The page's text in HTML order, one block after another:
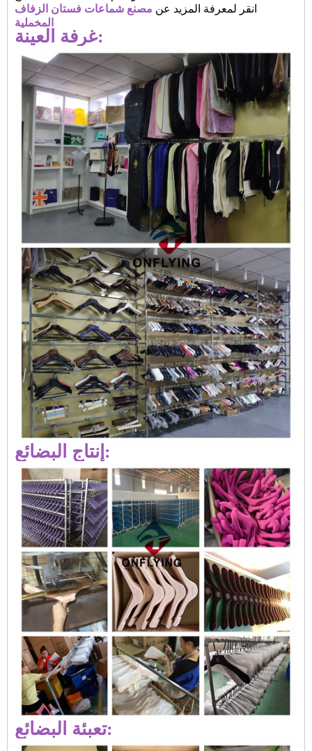
انقر لمعرفة المزيد عن مصنع شماعات فستان الزفاف
المخملية
غرفة العينة:
إنتاج البضائع:
تعبئة البضائع: